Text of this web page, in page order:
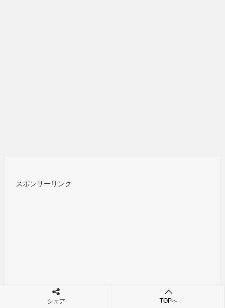
スポンサーリンク
シェア TOPへ